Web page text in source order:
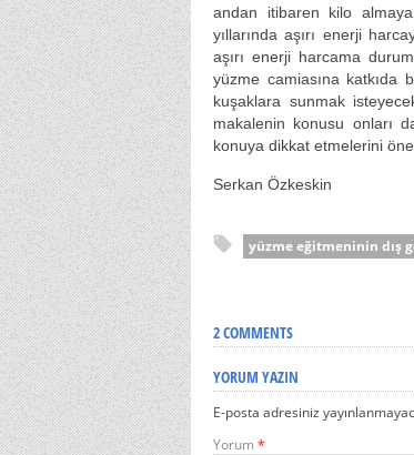
andan itibaren kilo
yıllarında aşırı enerji
aşırı enerji harcama
yüzme camiasına katkıda
kuşaklara sunmak
makalenin konusu onları
konuya dikkat etmelerini
Serkan Özkeskin
yüzme eğitmeninin dış
2 COMMENTS
YORUM YAZIN
E-posta adresiniz
Yorum *